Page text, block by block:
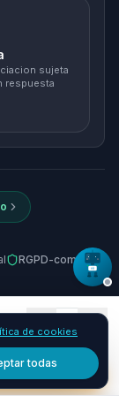
ya
sujeta
respuesta
RGPD-compliant
de cookies
todas